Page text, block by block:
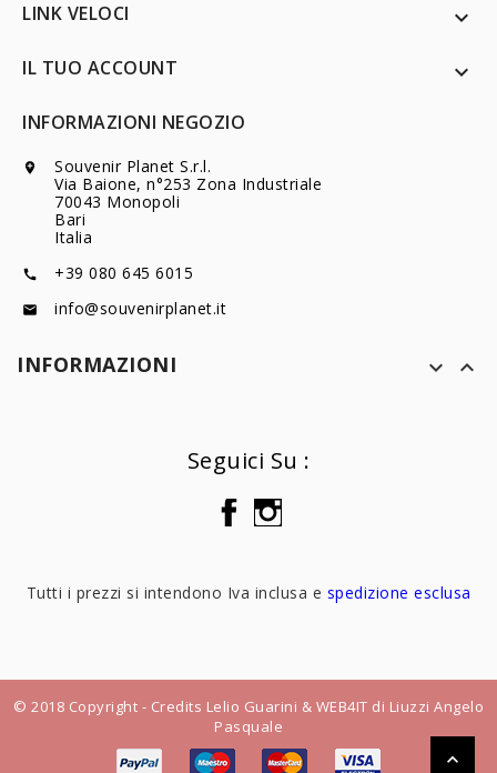
LINK VELOCI 
IL TUO ACCOUNT 
INFORMAZIONI NEGOZIO

Souvenir Planet S.r.l.
Via Baione, n°253 Zona Industriale
70043 Monopoli
Bari
Italia
 +39 080 645 6015
 info@souvenirplanet.it
INFORMAZIONI  
Seguici Su :
Tutti i prezzi si intendono Iva inclusa e spedizione esclusa

© 2018 Copyright - Credits Lelio Guarini & WEB4IT di Liuzzi Angelo
Pasquale